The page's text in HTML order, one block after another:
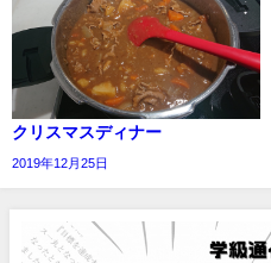
クリスマスディナー
2019年12月25日